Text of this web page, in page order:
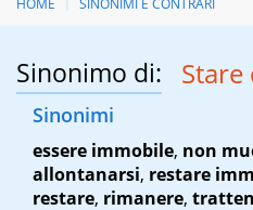
HOME SINONIMI E CONTRARI
Sinonimo di:
Sinonimi
essere immobile, non
allontanarsi, restare
restare, rimanere,